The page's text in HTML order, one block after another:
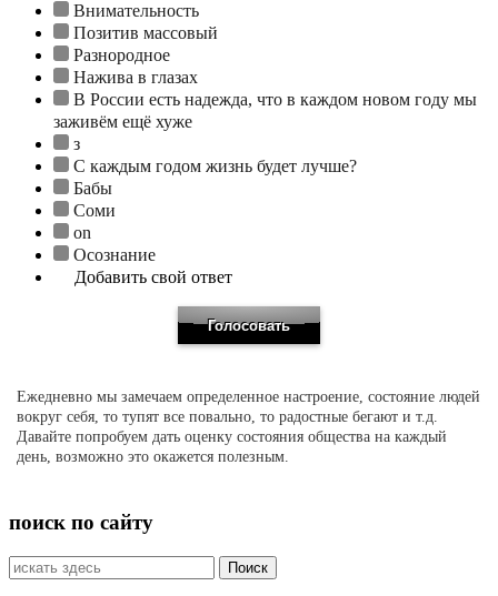
Внимательность
Позитив массовый
Разнородное
Нажива в глазах
В России есть надежда, что в каждом новом году мы
заживём ещё хуже
з
С каждым годом жизнь будет лучше?
Бабы
Соми
on
Осознание
Добавить свой ответ
Ежедневно мы замечаем определенное настроение, состояние людей
вокруг себя, то тупят все повально, то радостные бегают и т.д.
Давайте попробуем дать оценку состояния общества на каждый
день, возможно это окажется полезным.
поиск по сайту
Искать: